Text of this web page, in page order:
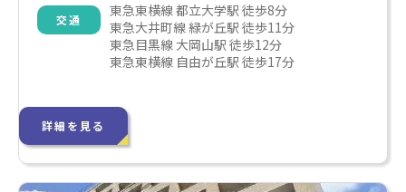
交通
東急東横線 都立大学駅 徒歩8分
東急大井町線 緑が丘駅 徒歩11分
東急目黒線 大岡山駅 徒歩12分
東急東横線 自由が丘駅 徒歩17分
詳細を見る